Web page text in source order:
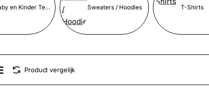
Baby en Kinder Textiel Sweaters / Hoodies T-Shirts
Product vergelijk